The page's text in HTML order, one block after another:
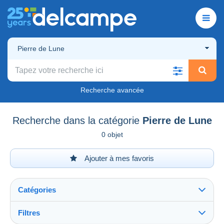
Pierre de Lune
Recherche avancée
Recherche dans la catégorie Pierre de Lune
0 objet
Ajouter à mes favoris
Catégories
Filtres